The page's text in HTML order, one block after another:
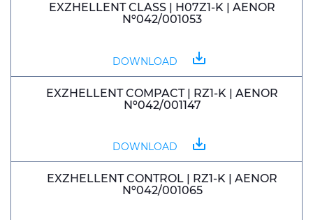
3D
EXZHELLENT CLASS | H07Z1-K | AENOR
Nº042/001053
DOWNLOAD save_alt
EXZHELLENT COMPACT | RZ1-K | AENOR
Nº042/001147
DOWNLOAD save_alt
EXZHELLENT CONTROL | RZ1-K | AENOR
Nº042/001065